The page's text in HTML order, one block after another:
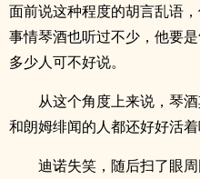
面前说这种程度的胡言乱语
事情琴酒也听过不少，他要
多少人可不好说。
从这个角度上来说，琴
和朗姆绯闻的人都还好好活着
迪诺失笑，随后扫了眼